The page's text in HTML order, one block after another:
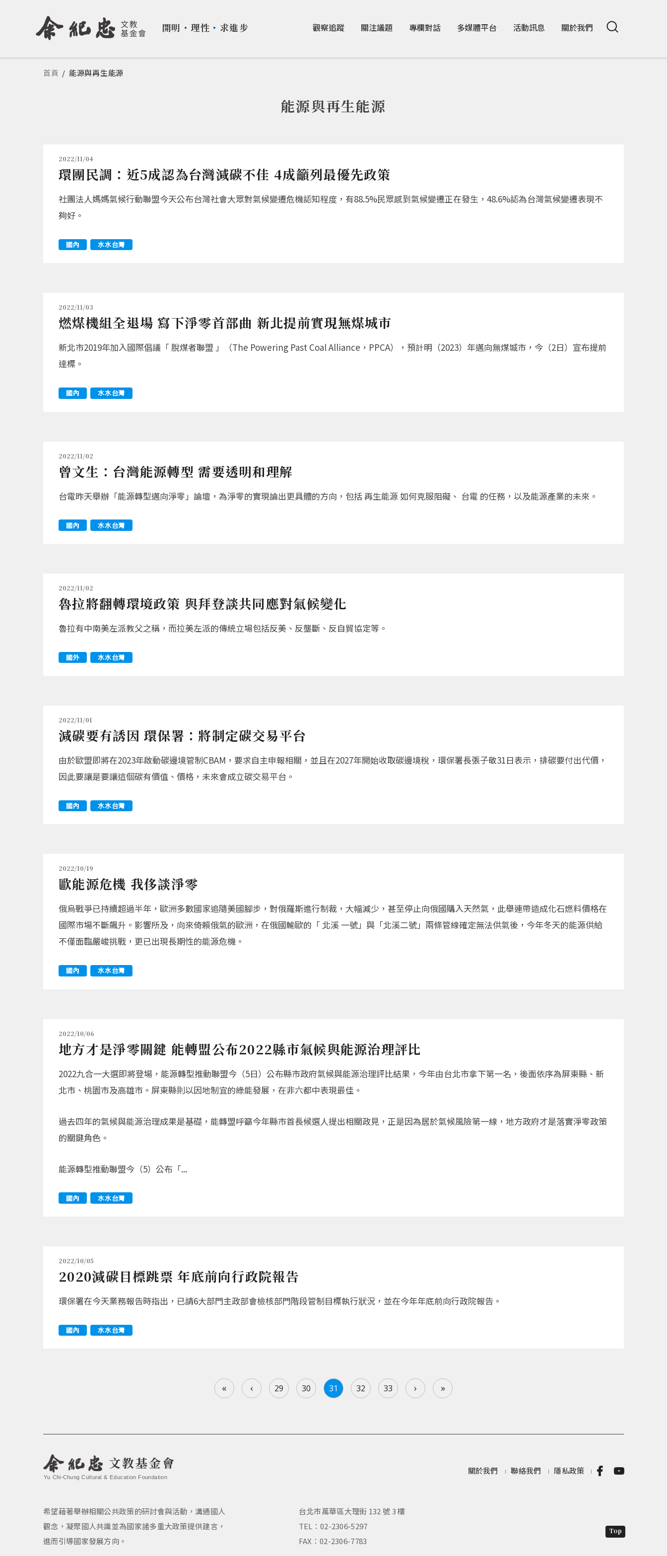
開明 ・ 理性 ・ 求進步 觀察追蹤 關注議題 專欄對話 多媒體平台 活動訊息 關於我們
您在這裡
首頁 / 能源與再生能源
能源與再生能源
2022/11/04
環團民調：近5成認為台灣減碳不佳 4成籲列最優先政策
社團法人媽媽氣候行動聯盟今天公布台灣社會大眾對氣候變遷危機認知程度，有88.5%⺠眾感到氣候變遷正在發⽣，48.6%認為台灣氣候變遷表現不
夠好。
國內 水水台灣
2022/11/03
燃煤機組全退場 寫下淨零首部曲 新北提前實現無煤城市
新北市2019年加入國際倡議「 脫煤者聯盟 」（The Powering Past Coal Alliance，PPCA），預計明（2023）年邁向無煤城市，今（2日）宣布提前
達標。
國內 水水台灣
2022/11/02
曾文生：台灣能源轉型 需要透明和理解
台電昨天舉辦「能源轉型邁向淨零」論壇，為淨零的實現論出更具體的方向，包括 再生能源 如何克服阻礙、 台電 的任務，以及能源產業的未來。
國內 水水台灣
2022/11/02
魯拉將翻轉環境政策 與拜登談共同應對氣候變化
魯拉有中南美左派教父之稱，而拉美左派的傳統立場包括反美、反壟斷、反自貿協定等。
國外 水水台灣
2022/11/01
減碳要有誘因 環保署：將制定碳交易平台
由於歐盟即將在2023年啟動碳邊境管制CBAM，要求自主申報相關，並且在2027年開始收取碳邊境稅，環保署長張子敬31日表示，排碳要付出代價，
因此要讓是要讓這個碳有價值、價格，未來會成立碳交易平台。
國內 水水台灣
2022/10/19
歐能源危機 我侈談淨零
俄烏戰爭已持續超過半年，歐洲多數國家追隨美國腳步，對俄羅斯進行制裁，大幅減少，甚至停止向俄國購入天然氣，此舉連帶造成化石燃料價格在
國際市場不斷飆升。影響所及，向來倚賴俄氣的歐洲，在俄國輸歐的「 北溪 一號」與「北溪二號」兩條管線確定無法供氣後，今年冬天的能源供給
不僅面臨嚴峻挑戰，更已出現長期性的能源危機。
國內 水水台灣
2022/10/06
地方才是淨零關鍵 能轉盟公布2022縣市氣候與能源治理評比
2022九合一大選即將登場，能源轉型推動聯盟今（5日）公布縣市政府氣候與能源治理評比結果，今年由台北市拿下第一名，後面依序為屏東縣、新
北市、桃園市及高雄市。屏東縣則以因地制宜的綠能發展，在非六都中表現最佳。
過去四年的氣候與能源治理成果是基礎，能轉盟呼籲今年縣市首長候選人提出相關政見，正是因為居於氣候風險第一線，地方政府才是落實淨零政策
的關鍵角色。
能源轉型推動聯盟今（5）公布「...
國內 水水台灣
2022/10/05
2020減碳目標跳票 年底前向行政院報告
環保署在今天業務報告時指出，已請6大部門主政部會檢核部門階段管制目標執行狀況，並在今年年底前向行政院報告。
國內 水水台灣
« ‹ 29 30 31 32 33 › »
文教基金會
Yu Chi-Chung Cultural & Education Foundation
關於我們 聯絡我們 隱私政策
希望藉著舉辦相關公共政策的研討會與活動，溝通國人
觀念，凝聚國人共識並為國家諸多重大政策提供建言，
進而引導國家發展方向。
台北市萬華區大理街 132 號 3 樓
TEL：02-2306-5297
FAX：02-2306-7783
Top